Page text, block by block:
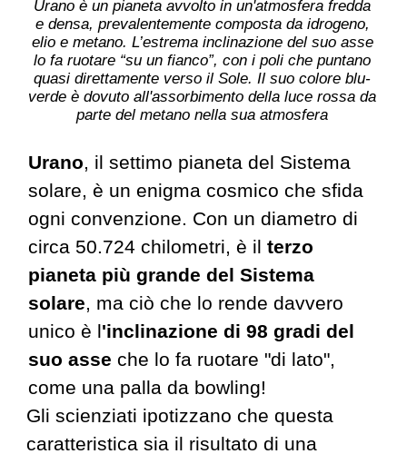
Urano è un pianeta avvolto in un'atmosfera fredda
e densa, prevalentemente composta da idrogeno,
elio e metano. L’estrema inclinazione del suo asse
lo fa ruotare “su un fianco”, con i poli che puntano
quasi direttamente verso il Sole. Il suo colore blu-
verde è dovuto all'assorbimento della luce rossa da
parte del metano nella sua atmosfera
Urano, il settimo pianeta del Sistema
solare, è un enigma cosmico che sfida
ogni convenzione. Con un diametro di
circa 50.724 chilometri, è il terzo
pianeta più grande del Sistema
solare, ma ciò che lo rende davvero
unico è l'inclinazione di 98 gradi del
suo asse che lo fa ruotare "di lato",
come una palla da bowling!
Gli scienziati ipotizzano che questa
caratteristica sia il risultato di una